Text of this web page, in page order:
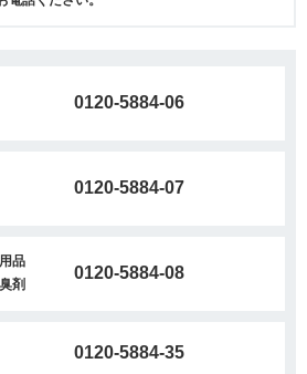
0120-5884-06
0120-5884-07
品
剤
0120-5884-08
0120-5884-35